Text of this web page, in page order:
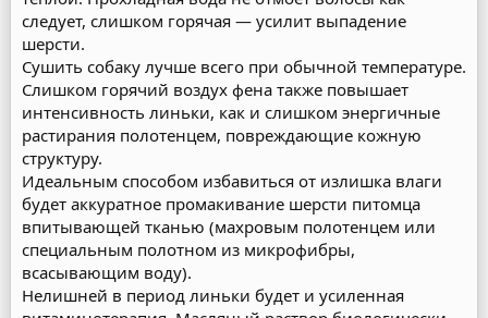
следует, слишком горячая — усилит выпадение
шерсти.
Сушить собаку лучше всего при обычной температуре.
Слишком горячий воздух фена также повышает
интенсивность линьки, как и слишком энергичные
растирания полотенцем, повреждающие кожную
структуру.
Идеальным способом избавиться от излишка влаги
будет аккуратное промакивание шерсти питомца
впитывающей тканью (махровым полотенцем или
специальным полотном из микрофибры,
всасывающим воду).
Нелишней в период линьки будет и усиленная